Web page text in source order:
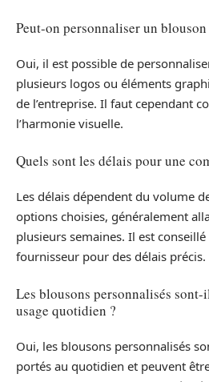
Peut-on personnaliser un
Oui, il est possible de
plusieurs logos ou éléments
de l’entreprise. Il faut cependant
l’harmonie visuelle.
Quels sont les délais pour une
Les délais dépendent du volume
options choisies, généralement
plusieurs semaines. Il est
fournisseur pour des délais précis.
Les blousons personnalisés sont-
usage quotidien ?
Oui, les blousons personnalisés
portés au quotidien et peuvent